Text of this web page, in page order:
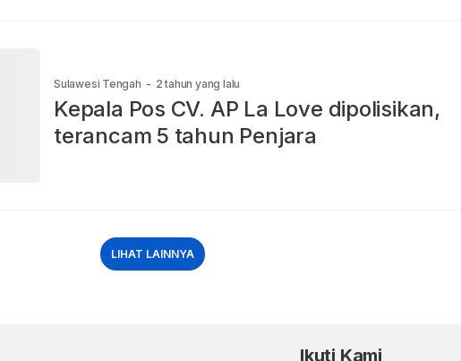
Sulawesi Tengah - 2 tahun yang lalu
Kepala Pos CV. AP La Love dipolisikan,
terancam 5 tahun Penjara
LIHAT LAINNYA
Ikuti Kami